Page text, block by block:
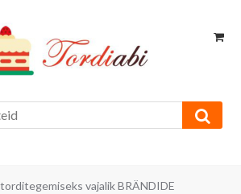
vajalik BRÄNDIDE